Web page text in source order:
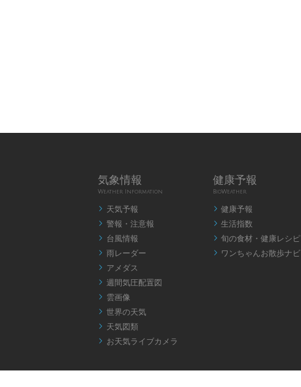
気象情報
Weather Information
 天気予報
 警報・注意報
 台風情報
 雨レーダー
 アメダス
 週間気圧配置図
 雲画像
 世界の天気
 天気図類
 お天気ライブカメラ
健康予報
BioWeather
 健康予報
 生活指数
 旬の食材・健康レシピ
 ワンちゃんお散歩ナビ